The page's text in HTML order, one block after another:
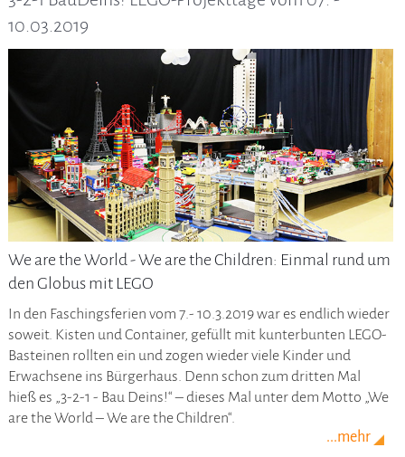
10.03.2019
We are the World - We are the Children: Einmal rund um
den Globus mit LEGO
In den Faschingsferien vom 7.- 10.3.2019 war es endlich wieder
soweit. Kisten und Container, gefüllt mit kunterbunten LEGO-
Basteinen rollten ein und zogen wieder viele Kinder und
Erwachsene ins Bürgerhaus. Denn schon zum dritten Mal
hieß es „3-2-1 - Bau Deins!“ – dieses Mal unter dem Motto „We
are the World – We are the Children“.
...mehr